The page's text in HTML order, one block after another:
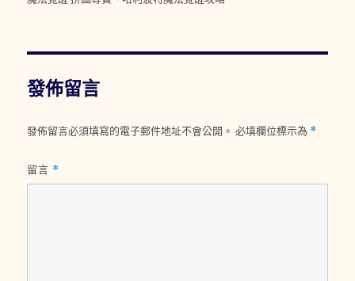
發佈留言
發佈留言必須填寫的電子郵件地址不會公開。 必填欄位標示為 *
留言 *